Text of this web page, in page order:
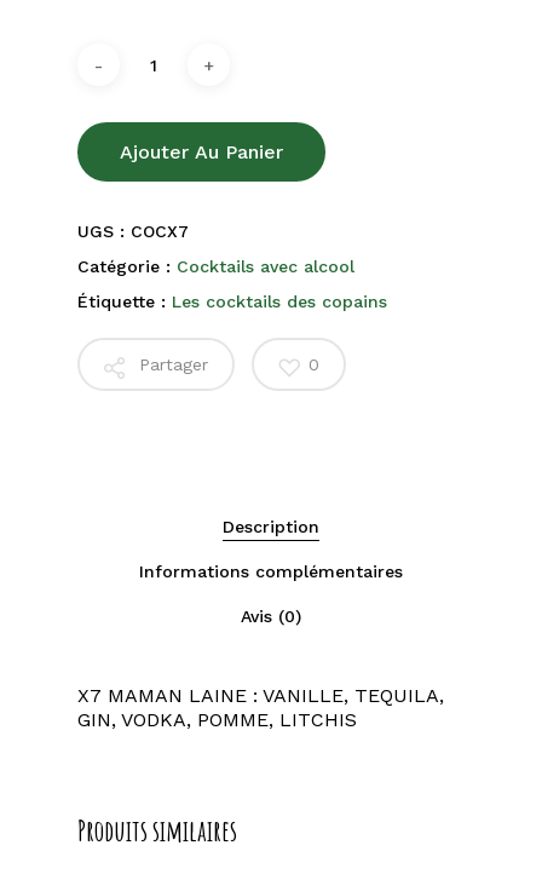
Ajouter Au Panier
UGS : COCX7
Catégorie : Cocktails avec alcool
Étiquette : Les cocktails des copains
Partager 0
Description
Informations complémentaires
Avis (0)
X7 MAMAN LAINE : VANILLE, TEQUILA,
GIN, VODKA, POMME, LITCHIS
Produits similaires